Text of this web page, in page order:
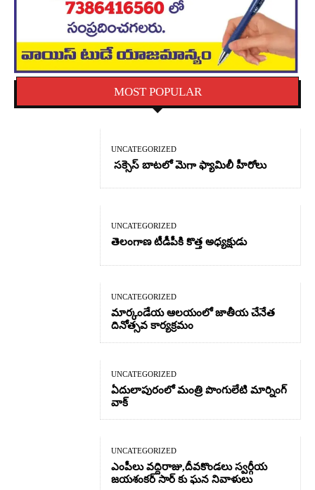
MOST POPULAR
UNCATEGORIZED
సక్సెస్ బాటలో మెగా ఫ్యామిలీ హీరోలు
UNCATEGORIZED
తెలంగాణ టీడీపీకి కొత్త అధ్యక్షుడు
UNCATEGORIZED
మార్కండేయ ఆలయంలో జాతీయ చేనేత
దినోత్సవ కార్యక్రమం
UNCATEGORIZED
ఏదులాపురంలో మంత్రి పొంగులేటి మార్నింగ్
వాక్
UNCATEGORIZED
ఎంపీలు వద్దిరాజు,దీవకొండలు స్వర్గీయ
జయశంకర్ సార్ కు ఘన నివాళులు